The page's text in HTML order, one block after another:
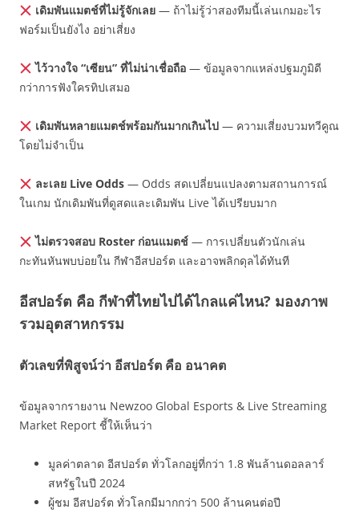
เดิมพันแมตช์ที่ไม่รู้จักเลย— ถ้าไม่รู้ว่าสองทีมนี้เล่นเกมอะไร
ฟอร์มเป็นยังไง อย่าเสี่ยง
ไว้วางใจ “เซียน” ที่ไม่น่าเชื่อถือ— ข้อมูลจากแหล่งปฐมภูมิดี
กว่าการฟังใครทิปเสมอ
เดิมพันหลายแมตช์พร้อมกันมากเกินไป— ความเสี่ยงบวมทวีคูณ
โดยไม่จำเป็น
ละเลย Live Odds— Odds สดเปลี่ยนแปลงตามสถานการณ์
ในเกม นักเดิมพันที่ดูสดและเดิมพัน Live ได้เปรียบมาก
ไม่ตรวจสอบ Roster ก่อนแมตช์— การเปลี่ยนตัวนักเล่น
กะทันหันพบบ่อยใน กีฬาอีสปอร์ต และอาจพลิกดุลได้ทันที
อีสปอร์ต คือ กีฬาที่ไทยไปได้ไกลแค่ไหน? มองภาพ
รวมอุตสาหกรรม
ตัวเลขที่พิสูจน์ว่า อีสปอร์ต คือ อนาคต
ข้อมูลจากรายงาน Newzoo Global Esports & Live Streaming
Market Report ชี้ให้เห็นว่า
มูลค่าตลาด อีสปอร์ต ทั่วโลกอยู่ที่กว่า 1.8 พันล้านดอลลาร์
สหรัฐในปี 2024
ผู้ชม อีสปอร์ต ทั่วโลกมีมากกว่า 500 ล้านคนต่อปี